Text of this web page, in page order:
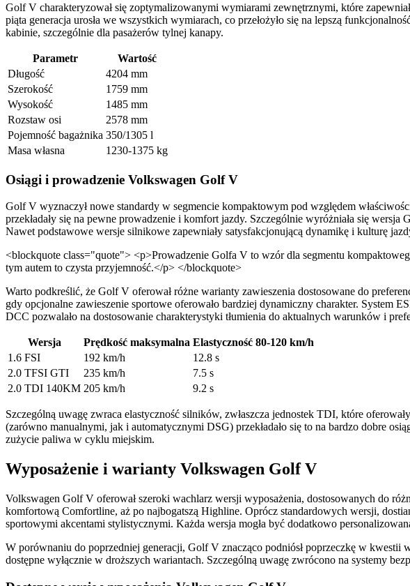
Golf V charakteryzował się zoptymalizowanymi wymiarami zewnętrznymi, które
piąta generacja urosła we wszystkich wymiarach, co przełożyło się na lepszą
kabinie, szczególnie dla pasażerów tylnej kanapy.
Parametr
Wartość
Długość
4204 mm
Szerokość
1759 mm
Wysokość
1485 mm
Rozstaw osi
2578 mm
Pojemność bagażnika 350/1305 l
Masa własna
1230-1375 kg
Osiągi i prowadzenie Volkswagen Golf V
Golf V wyznaczył nowe standardy w segmencie kompaktowym pod względem
przekładały się na pewne prowadzenie i komfort jazdy. Szczególnie wyróżniała się
Nawet podstawowe wersje silnikowe zapewniały satysfakcjonującą dynamikę i kulturę
<blockquote class="quote"> <p>Prowadzenie Golfa V to wzór dla segmentu
tym autem to czysta przyjemność.</p> </blockquote>
Warto podkreślić, że Golf V oferował różne warianty zawieszenia dostosowane do
gdy opcjonalne zawieszenie sportowe oferowało bardziej dynamiczny charakter. System
DCC pozwalało na dostosowanie charakterystyki tłumienia do aktualnych warunków i
Wersja Prędkość maksymalna Elastyczność 80-120 km/h
1.6 FSI
192 km/h
12.8 s
2.0 TFSI GTI
235 km/h
7.5 s
2.0 TDI 140KM 205 km/h 9.2 s
Szczególną uwagę zwraca elastyczność silników, zwłaszcza jednostek TDI, które
(zarówno manualnymi, jak i automatycznymi DSG) przekładało się to na bardzo dobre
zużycie paliwa w cyklu miejskim.
Wyposażenie i warianty Volkswagen Golf V
Volkswagen Golf V oferował szeroki wachlarz wersji wyposażenia, dostosowanych do
komfortową Comfortline, aż po najbogatszą Highline. Oprócz standardowych wersji,
sportowymi akcentami stylistycznymi. Każda wersja mogła być dodatkowo
W porównaniu do poprzedniej generacji, Golf V znacząco podniósł poprzeczkę w kwestii
dostępne wyłącznie w droższych wariantach. Szczególną uwagę zwrócono na systemy